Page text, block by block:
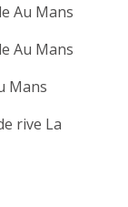
Au Mans
Au Mans
Mans
rive La